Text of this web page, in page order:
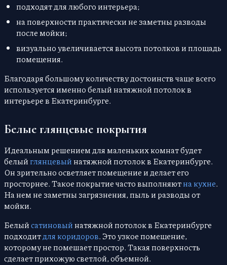
подходят для любого интерьера;
на поверхности практически не заметны разводы
после мойки;
визуально увеличивается высота потолков и площадь
помещения.
Благодаря большому количеству достоинств чаще всего
используется именно белый натяжной потолок в
интерьере в Екатеринбурге.
Белые глянцевые покрытия
Идеальным решением для маленьких комнат будет
белыйглянцевыйнатяжной потолок в Екатеринбурге.
Он зрительно осветляет помещение и делает его
просторнее. Такое покрытие часто выполняютна кухне.
На нем не заметны загрязнения, пыль и разводы от
мойки.
Белыйсатиновыйнатяжной потолок в Екатеринбурге
подходитдля коридоров. Это узкое помещение,
которому не помешает простор. Такая поверхность
сделает прихожую светлой, объемной.